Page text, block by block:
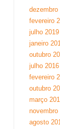
dezembro
fevereiro
julho 2019
janeiro
outubro
julho 2016
fevereiro
outubro
março
novembro
agosto